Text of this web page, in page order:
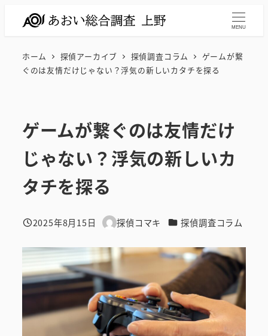
MENU
ホーム 探偵アーカイブ 探偵調査コラム
ゲームが繋
ぐのは友情だけじゃない？浮気の新しいカタチを探る
ゲームが繋ぐのは友情だけ
じゃない？浮気の新しいカ
タチを探る
投稿日
2025年8月15日
著
探偵コマキ カテゴリー
探偵調査コラム